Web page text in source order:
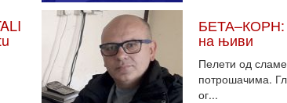
БЕТА–КОРН:
на њиви
Пелети од
потрошачима.
ог...